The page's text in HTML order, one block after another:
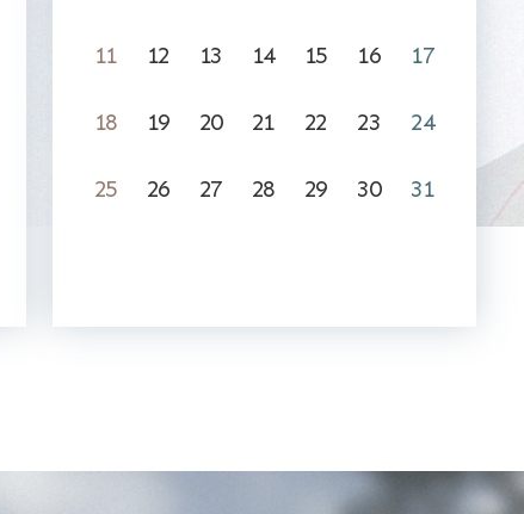
11 12 13 14 15 16 17
18 19 20 21 22 23 24
25 26 27 28 29 30 31